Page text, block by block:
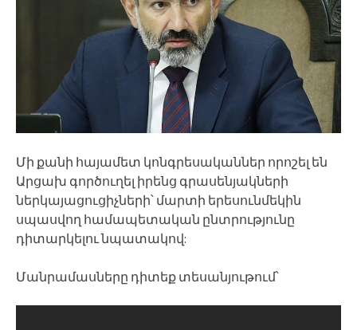
Մի քանի հայամետ կոնգրեսականներ որոշել են
Արցախ գործուղել իրենց գրասենյակների
ներկայացուցիչների՝ մարտի երեսունմեկին
սպասվող համապետական ընտրությունը
դիտարկելու նպատակով:
Մանրամասները դիտեք տեսանյութում՝